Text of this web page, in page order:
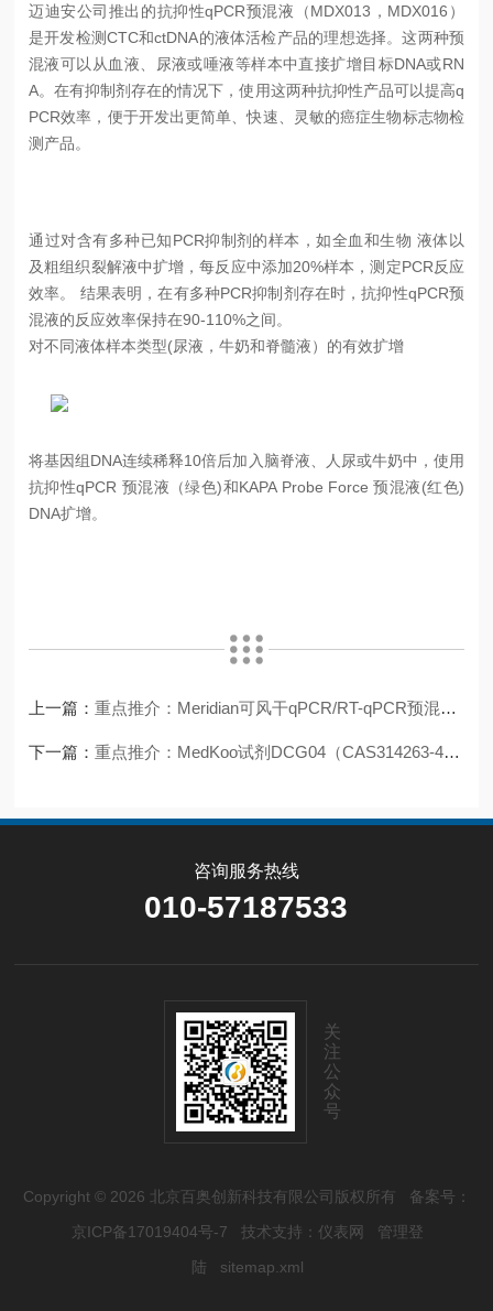
迈迪安公司推出的抗抑性qPCR预混液（MDX013 ， MDX016 ）
是开发检测CTC和ctDNA的液体活检产品的理想选择。这两种预
混液可以从血液、尿液或唾液等样本中直接扩增目标DNA或RN
A。在有抑制剂存在的情况下，使用这两种抗抑性产品可以提高q
PCR效率，便于开发出更简单、快速、灵敏的癌症生物标志物检
测产品。
通过对含有多种已知PCR抑制剂的样本，如全血和生物 液体以
及粗组织裂解液中扩增，每反应中添加20%样本，测定PCR反应
效率。 结果表明，在有多种PCR抑制剂存在时，抗抑性qPCR预
混液的反应效率保持在90-110%之间。
对不同液体样本类型(尿液，牛奶和脊髓液）的有效扩增
将基因组DNA连续稀释10倍后加入脑脊液、人尿或牛奶中，使用
抗抑性qPCR 预混液（绿色)和KAPA Probe Force预混液(红色)
DNA扩增。
上一篇：重点推介：Meridian可风干qPCR/RT-qPCR预混液(MDX082/MDX095)
下一篇：重点推介：MedKoo试剂DCG04（CAS314263-42-8）
咨询服务热线
010-57187533
关
注
公
众
号
Copyright © 2026 北京百奥创新科技有限公司版权所有 备案号：
京ICP备17019404号-7 技术支持： 仪表网
管理登
陆
sitemap.xml